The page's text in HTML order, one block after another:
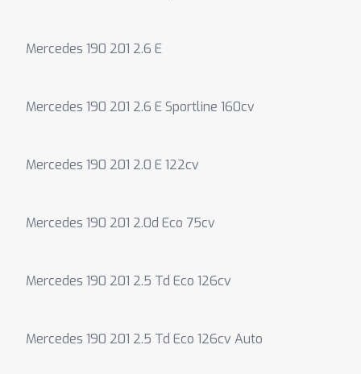
Mercedes 190 201 2.6 E
Mercedes 190 201 2.6 E Sportline 160cv
Mercedes 190 201 2.0 E 122cv
Mercedes 190 201 2.0d Eco 75cv
Mercedes 190 201 2.5 Td Eco 126cv
Mercedes 190 201 2.5 Td Eco 126cv Auto